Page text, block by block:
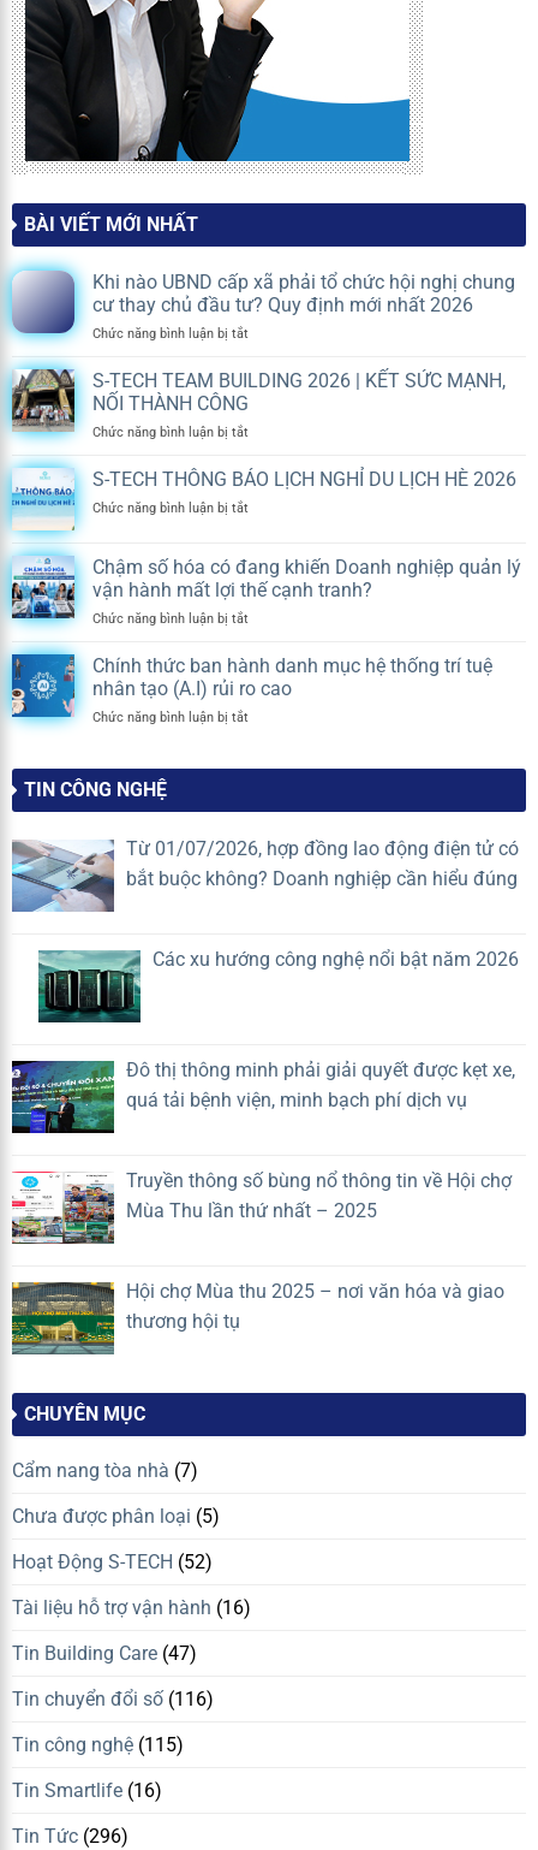
BÀI VIẾT MỚI NHẤT
Khi nào UBND cấp xã phải tổ chức hội nghị chung
cư thay chủ đầu tư? Quy định mới nhất 2026
Chức năng bình luận bị tắtở
nào
xã
tổ
hội
cư
thay
chủ
tư?
mới
S-TECH TEAM BUILDING 2026 | KẾT SỨC MẠNH,
NỐI THÀNH CÔNG
Chức năng bình luận bị tắtở
TECH
BUILDING
KẾT
SỨC
MẠNH,
THÀNH
CÔNG
S-TECH THÔNG BÁO LỊCH NGHỈ DU LỊCH HÈ 2026
Chức năng bình luận bị tắtở
THÔNG
BÁO
LỊCH
HÈ
2026
Chậm số hóa có đang khiến Doanh nghiệp quản lý
vận hành mất lợi thế cạnh tranh?
Chức năng bình luận bị tắtở
số
có
đang
vận
mất
tranh?
Chính thức ban hành danh mục hệ thống trí tuệ
nhân tạo (A.I) rủi ro cao
Chức năng bình luận bị tắtở
mục
hệ
thống
tạo
TIN CÔNG NGHỆ
Từ 01/07/2026, hợp đồng lao động điện tử có
bắt buộc không? Doanh nghiệp cần hiểu đúng
Các xu hướng công nghệ nổi bật năm 2026
Đô thị thông minh phải giải quyết được kẹt xe,
quá tải bệnh viện, minh bạch phí dịch vụ
Truyền thông số bùng nổ thông tin về Hội chợ
Mùa Thu lần thứ nhất – 2025
Hội chợ Mùa thu 2025 – nơi văn hóa và giao
thương hội tụ
CHUYÊN MỤC
Cẩm nang tòa nhà (7)
Chưa được phân loại (5)
Hoạt Động S-TECH (52)
Tài liệu hỗ trợ vận hành (16)
Tin Building Care (47)
Tin chuyển đổi số (116)
Tin công nghệ (115)
Tin Smartlife (16)
Tin Tức (296)